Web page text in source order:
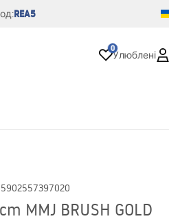
REA5
0
Улюблені
5902557397020
MMJ BRUSH GOLD